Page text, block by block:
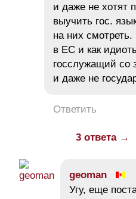
и даже не хотят
выучить гос.
на них
в ЕС и как
госслужащий со
и даже не
Ответить
3 ответа →
geoman
Угу, еще